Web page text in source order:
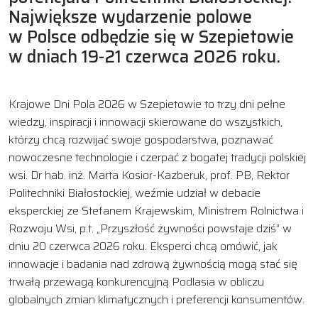
Największe wydarzenie polowe
w Polsce odbędzie się w Szepietowie
w dniach 19-21 czerwca 2026 roku.
Krajowe Dni Pola 2026 w Szepietowie to trzy dni pełne
wiedzy, inspiracji i innowacji skierowane do wszystkich,
którzy chcą rozwijać swoje gospodarstwa, poznawać
nowoczesne technologie i czerpać z bogatej tradycji polskiej
wsi. Dr hab. inż. Marta Kosior-Kazberuk, prof. PB, Rektor
Politechniki Białostockiej, weźmie udział w debacie
eksperckiej ze Stefanem Krajewskim, Ministrem Rolnictwa i
Rozwoju Wsi, p.t. „Przyszłość żywności powstaje dziś” w
dniu 20 czerwca 2026 roku. Eksperci chcą omówić, jak
innowacje i badania nad zdrową żywnością mogą stać się
trwałą przewagą konkurencyjną Podlasia w obliczu
globalnych zmian klimatycznych i preferencji konsumentów.